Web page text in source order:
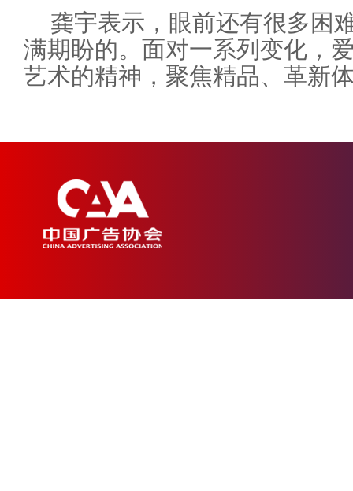
龚宇表示，眼前还有很多困
满期盼的。面对一系列变化，
艺术的精神，聚焦精品、革新